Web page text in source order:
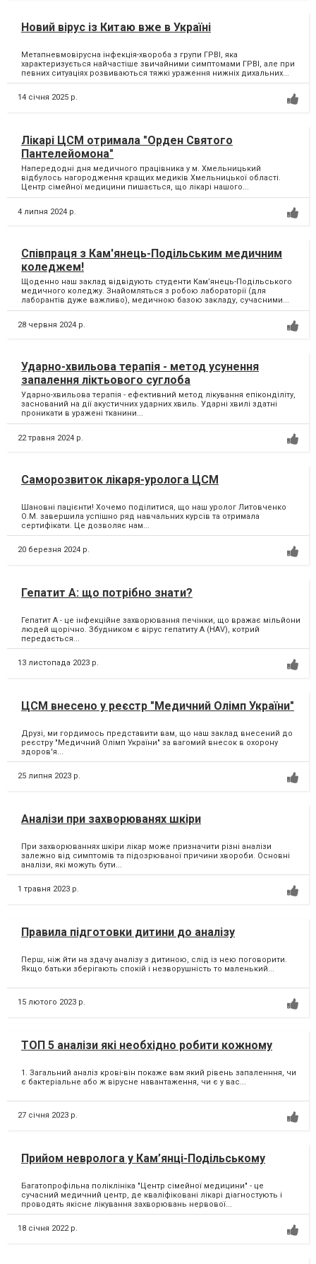
Новий вірус із Китаю вже в Україні
Метапневмовірусна інфекція-хвороба з групи ГРВІ, яка
характеризується найчастіше звичайними симптомами ГРВІ, але при
певних ситуаціях розвиваються тяжкі ураження нижніх дихальних...
14 січня 2025 р.
Лікарі ЦСМ отримала "Орден Святого
Пантелейомона"
Напередодні дня медичного працівника у м. Хмельницький
відбулось нагородження кращих медиків Хмельницької області.
Центр сімейної медицини пишається, що лікарі нашого...
4 липня 2024 р.
Співпраця з Кам'янець-Подільським медичним
коледжем!
Щоденно наш заклад відвідують студенти Камʼянець-Подільського
медичного коледжу. Знайомляться з робою лабораторії (для
лаборантів дуже важливо), медичною базою закладу, сучасними...
28 червня 2024 р.
Ударно-хвильова терапія - метод усунення
запалення ліктьового суглоба
Ударно-хвильова терапія - ефективний метод лікування епіконділіту,
заснований на дії акустичних ударних хвиль. Ударні хвилі здатні
проникати в уражені тканини...
22 травня 2024 р.
Саморозвиток лікаря-уролога ЦСМ
Шановні пацієнти! Хочемо поділитися, що наш уролог Литовченко
О.М. завершила успішно ряд навчальних курсів та отримала
сертифікати. Це дозволяє нам...
20 березня 2024 р.
Гепатит А: що потрібно знати?
Гепатит А - це інфекційне захворювання печінки, що вражає мільйони
людей щорічно. Збудником є вірус гепатиту А (HAV), котрий
передається...
13 листопада 2023 р.
ЦСМ внесено у реєстр "Медичний Олімп України"
Друзі, ми гордимось представити вам, що наш заклад внесений до
реєстру "Медичний Олімп України" за вагомий внесок в охорону
здоров'я...
25 липня 2023 р.
Аналізи при захворюванях шкіри
При захворюваннях шкіри лікар може призначити різні аналізи
залежно від симптомів та підозрюваної причини хвороби. Основні
аналізи, які можуть бути...
1 травня 2023 р.
Правила підготовки дитини до аналізу
Перш, ніж йти на здачу аналізу з дитиною, слід із нею поговорити.
Якщо батьки зберігають спокій і незворушність то маленький...
15 лютого 2023 р.
ТОП 5 аналізи які необхідно робити кожному
1. Загальний аналіз крові-він покаже вам який рівень запаленння, чи
є бактеріальне або ж вірусне навантаження, чи є у вас...
27 січня 2023 р.
Прийом невролога у Кам’янці-Подільському
Багатопрофільна поліклініка "Центр сімейної медицини" - це
сучасний медичний центр, де кваліфіковані лікарі діагностують і
проводять якісне лікування захворювань нервової...
18 січня 2022 р.